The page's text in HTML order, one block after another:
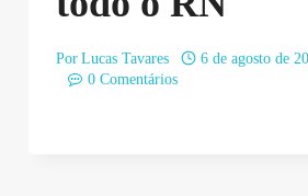
Por Lucas Tavares
6 de agosto de
0 Comentários